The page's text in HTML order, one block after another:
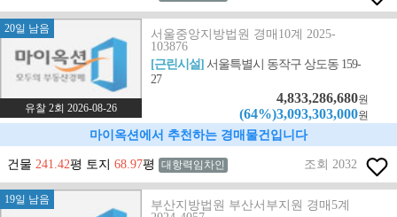
20일 남음
유찰 2회 2026-08-26
서울중앙지방법원 경매10계 2025-
103876
[근린시설]서울특별시 동작구 상도동 159-
27
4,833,286,680원
(64%)3,093,303,000원
마이옥션에서 추천하는 경매물건입니다
건물 241.42평 토지 68.97평 대항력임차인 조회 2032
19일 남음
부산지방법원 부산서부지원 경매5계